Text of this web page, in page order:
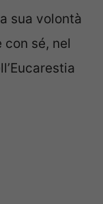
sua volontà
sé, nel